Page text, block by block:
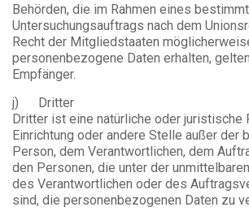
Behörden, die im Rahmen eines
Untersuchungsauftrags nach dem
Recht der Mitgliedstaaten
personenbezogene Daten erhalten,
Empfänger.
j) Dritter
Dritter ist eine natürliche oder juristische
Einrichtung oder andere Stelle außer der
Person, dem Verantwortlichen, dem
den Personen, die unter der
des Verantwortlichen oder des
sind, die personenbezogenen Daten zu